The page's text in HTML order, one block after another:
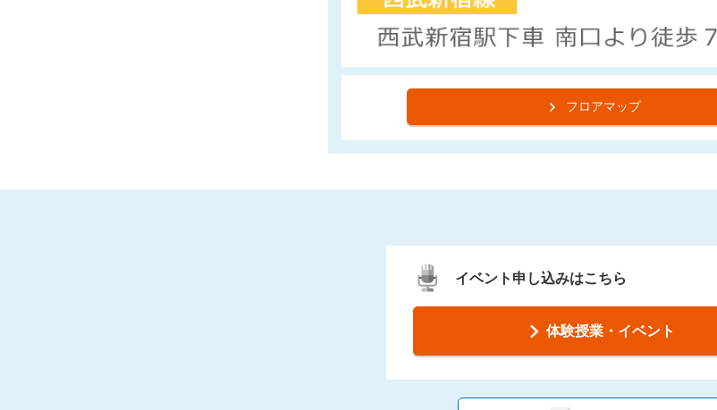
フロアマップ
イベント申し込みはこちら
体験授業・イベント